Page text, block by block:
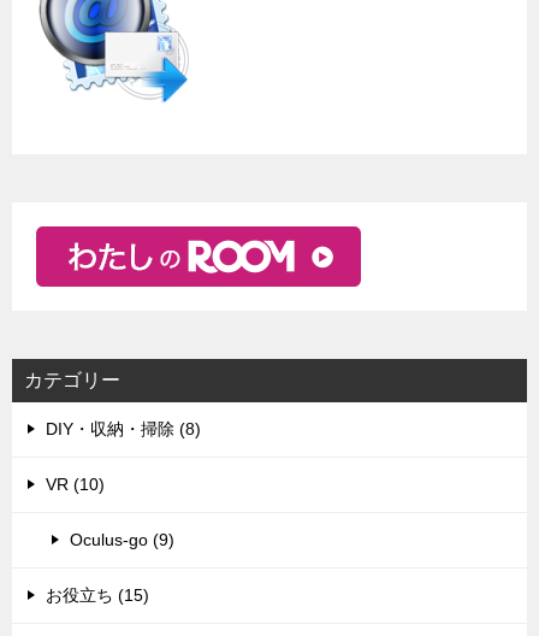
カテゴリー
DIY・収納・掃除 (8)
VR (10)
Oculus-go (9)
お役立ち (15)